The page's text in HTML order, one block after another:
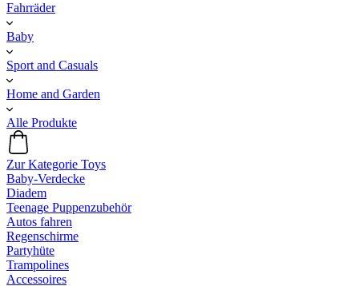
Fahrräder
Baby
Sport and Casuals
Home and Garden
Alle Produkte
Zur Kategorie Toys
Baby-Verdecke
Diadem
Teenage Puppenzubehör
Autos fahren
Regenschirme
Partyhüte
Trampolines
Accessoires